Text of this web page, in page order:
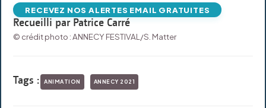
RECEVEZ NOS ALERTES EMAIL GRATUITES
Recueilli par Patrice Carré
© crédit photo : ANNECY FESTIVAL/S. Matter
Tags : ANIMATION ANNECY 2021